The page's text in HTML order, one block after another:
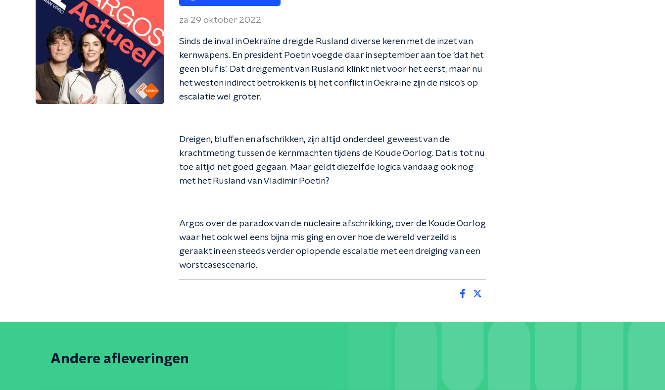
za 29 oktober 2022
Sinds de inval in Oekraïne dreigde Rusland diverse keren met de inzet van
kernwapens. En president Poetin voegde daar in september aan toe ‘dat het
geen bluf is’. Dat dreigement van Rusland klinkt niet voor het eerst, maar nu
het westen indirect betrokken is bij het conflict in Oekraïne zijn de risico’s op
escalatie wel groter.
Dreigen, bluffen en afschrikken, zijn altijd onderdeel geweest van de
krachtmeting tussen de kernmachten tijdens de Koude Oorlog. Dat is tot nu
toe altijd net goed gegaan. Maar geldt diezelfde logica vandaag ook nog
met het Rusland van Vladimir Poetin?
Argos over de paradox van de nucleaire afschrikking, over de Koude Oorlog
waar het ook wel eens bijna mis ging en over hoe de wereld verzeild is
geraakt in een steeds verder oplopende escalatie met een dreiging van een
worstcasescenario.
Andere afleveringen